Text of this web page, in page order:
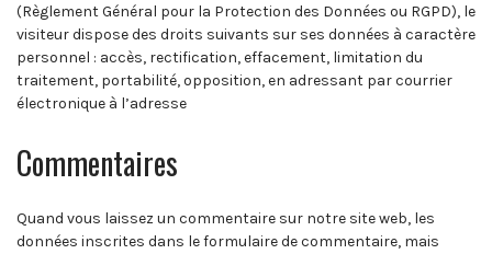
(Règlement Général pour la Protection des Données ou RGPD), le
visiteur dispose des droits suivants sur ses données à caractère
personnel : accès, rectification, effacement, limitation du
traitement, portabilité, opposition, en adressant par courrier
électronique à l’adresse
Commentaires
Quand vous laissez un commentaire sur notre site web, les
données inscrites dans le formulaire de commentaire, mais